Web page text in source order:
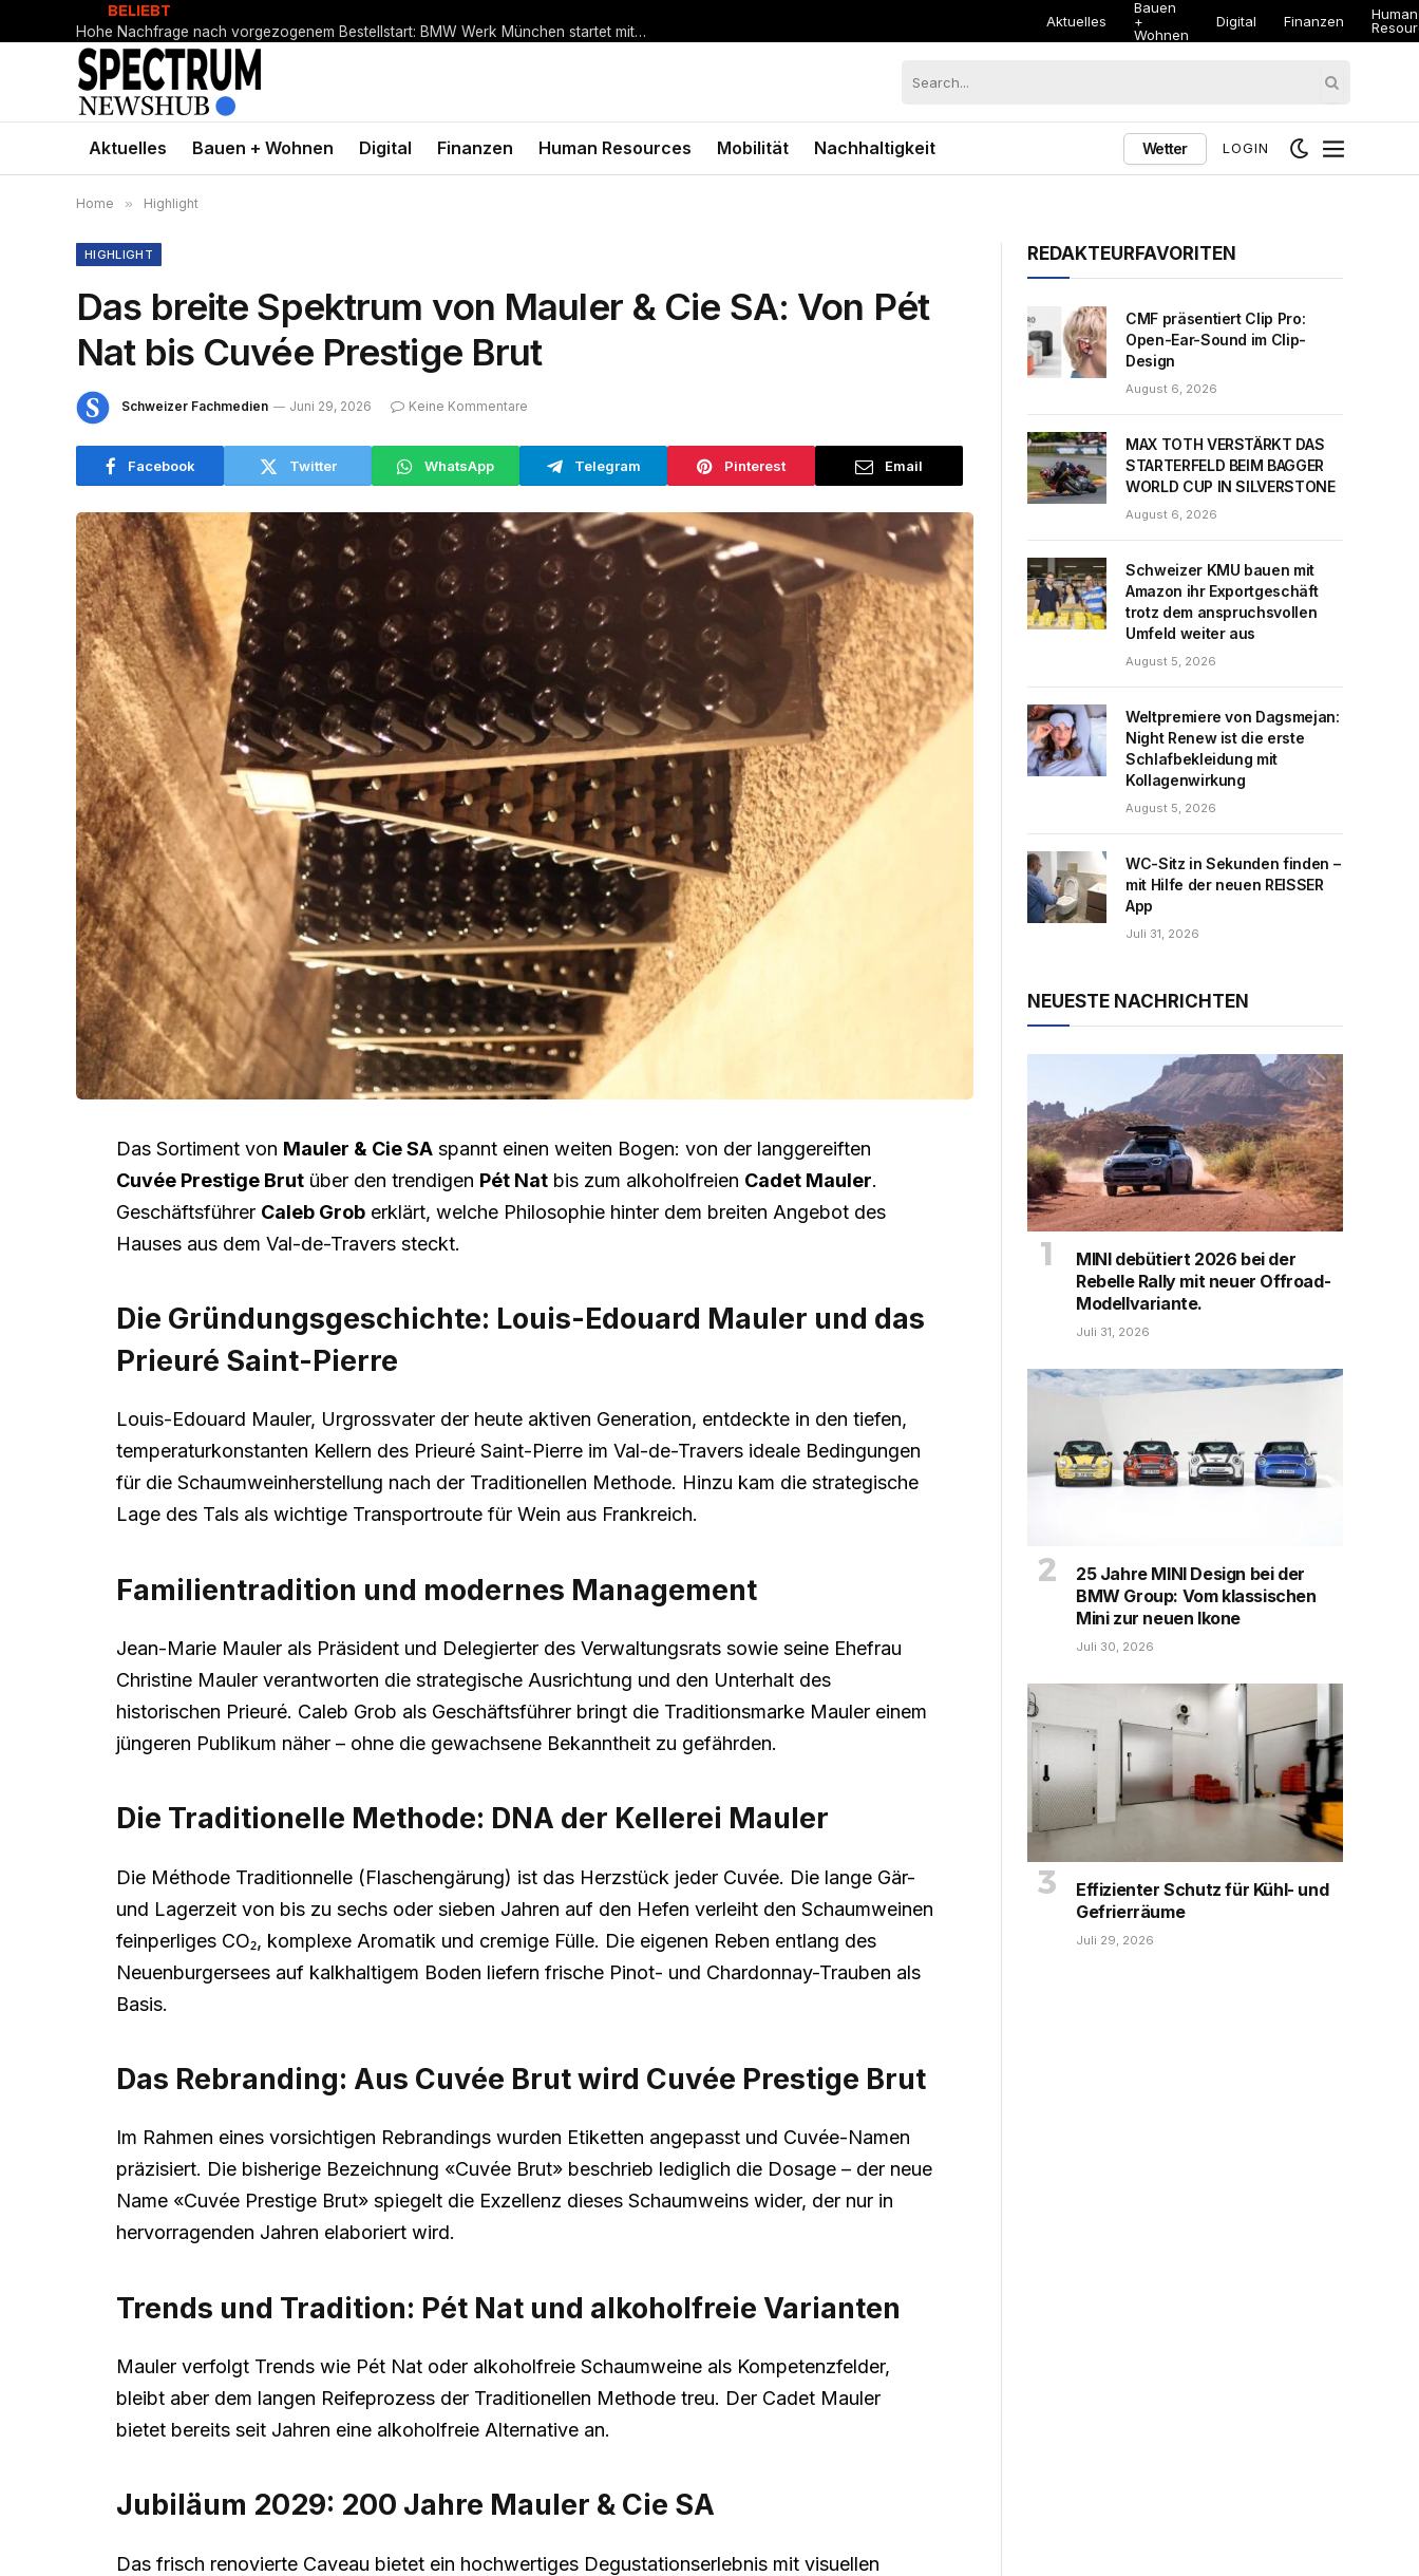
BELIEBT
Hohe Nachfrage nach vorgezogenem Bestellstart: BMW Werk München startet mit steiler Anlaufkurve die Serienproduktion des BMW i3*
Aktuelles
Bauen
+
Wohnen
Digital Finanzen
Human
Aktuelles Bauen + Wohnen Digital Finanzen Human Resources Mobilität Nachhaltigkeit Wetter LOGIN
Home » Highlight
HIGHLIGHT
Das breite Spektrum von Mauler & Cie SA: Von Pét
Nat bis Cuvée Prestige Brut
Schweizer Fachmedien Juni 29, 2026 Keine Kommentare
Facebook Twitter WhatsApp Telegram Pinterest Email
Das Sortiment von Mauler & Cie SAspannt einen weiten Bogen: von der langgereiften
Cuvée Prestige Brutüber den trendigen Pét Natbis zum alkoholfreien Cadet Mauler.
Geschäftsführer Caleb Groberklärt, welche Philosophie hinter dem breiten Angebot des
Hauses aus dem Val-de-Travers steckt.
Die Gründungsgeschichte: Louis-Edouard Mauler und das
Prieuré Saint-Pierre
Louis-Edouard Mauler, Urgrossvater der heute aktiven Generation, entdeckte in den tiefen,
temperaturkonstanten Kellern des Prieuré Saint-Pierre im Val-de-Travers ideale Bedingungen
für die Schaumweinherstellung nach der Traditionellen Methode. Hinzu kam die strategische
Lage des Tals als wichtige Transportroute für Wein aus Frankreich.
Familientradition und modernes Management
Jean-Marie Mauler als Präsident und Delegierter des Verwaltungsrats sowie seine Ehefrau
Christine Mauler verantworten die strategische Ausrichtung und den Unterhalt des
historischen Prieuré. Caleb Grob als Geschäftsführer bringt die Traditionsmarke Mauler einem
jüngeren Publikum näher – ohne die gewachsene Bekanntheit zu gefährden.
Die Traditionelle Methode: DNA der Kellerei Mauler
Die Méthode Traditionnelle (Flaschengärung) ist das Herzstück jeder Cuvée. Die lange Gär-
und Lagerzeit von bis zu sechs oder sieben Jahren auf den Hefen verleiht den Schaumweinen
feinperliges CO₂, komplexe Aromatik und cremige Fülle. Die eigenen Reben entlang des
Neuenburgersees auf kalkhaltigem Boden liefern frische Pinot- und Chardonnay-Trauben als
Basis.
Das Rebranding: Aus Cuvée Brut wird Cuvée Prestige Brut
Im Rahmen eines vorsichtigen Rebrandings wurden Etiketten angepasst und Cuvée-Namen
präzisiert. Die bisherige Bezeichnung «Cuvée Brut» beschrieb lediglich die Dosage – der neue
Name «Cuvée Prestige Brut» spiegelt die Exzellenz dieses Schaumweins wider, der nur in
hervorragenden Jahren elaboriert wird.
Trends und Tradition: Pét Nat und alkoholfreie Varianten
Mauler verfolgt Trends wie Pét Nat oder alkoholfreie Schaumweine als Kompetenzfelder,
bleibt aber dem langen Reifeprozess der Traditionellen Methode treu. Der Cadet Mauler
bietet bereits seit Jahren eine alkoholfreie Alternative an.
Jubiläum 2029: 200 Jahre Mauler & Cie SA
Das frisch renovierte Caveau bietet ein hochwertiges Degustationserlebnis mit visuellen
REDAKTEURFAVORITEN
CMF präsentiert Clip Pro:
Open-Ear-Sound im Clip-
Design
August 6, 2026
MAX TOTH VERSTÄRKT DAS
STARTERFELD BEIM BAGGER
WORLD CUP IN SILVERSTONE
August 6, 2026
Schweizer KMU bauen mit
Amazon ihr Exportgeschäft
trotz dem anspruchsvollen
Umfeld weiter aus
August 5, 2026
Weltpremiere von Dagsmejan:
Night Renew ist die erste
Schlafbekleidung mit
Kollagenwirkung
August 5, 2026
WC-Sitz in Sekunden finden –
mit Hilfe der neuen REISSER
App
Juli 31, 2026
NEUESTE NACHRICHTEN
MINI debütiert 2026 bei der
Rebelle Rally mit neuer Offroad-
Modellvariante.
Juli 31, 2026
25 Jahre MINI Design bei der
BMW Group: Vom klassischen
Mini zur neuen Ikone
Juli 30, 2026
Effizienter Schutz für Kühl- und
Gefrierräume
Juli 29, 2026